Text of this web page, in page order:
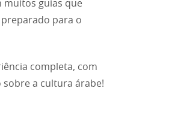
muitos guias que
para o
completa, com
a cultura árabe!